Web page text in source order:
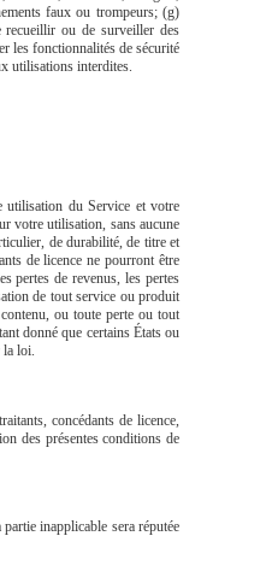
faux ou trompeurs; (g)
recueillir ou de surveiller des
les fonctionnalités de sécurité
utilisations interdites.
utilisation du Service et votre
votre utilisation, sans aucune
de durabilité, de titre et
de licence ne pourront être
pertes de revenus, les pertes
de tout service ou produit
ou toute perte ou tout
donné que certains États ou
la loi.
concédants de licence,
des présentes conditions de
inapplicable sera réputée